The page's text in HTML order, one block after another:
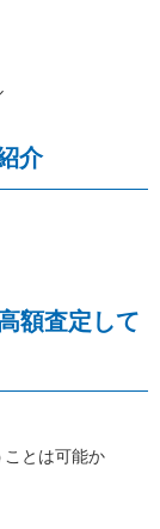
介
額査定して
とは可能か